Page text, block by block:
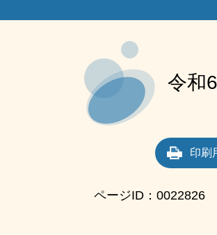
令和
印刷
ページID：0022826